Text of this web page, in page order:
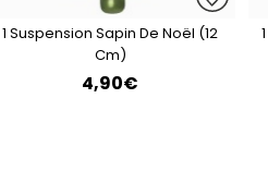
1 Suspension Sapin De Noël (12
Cm)
4,90€